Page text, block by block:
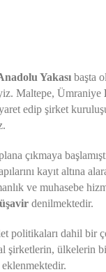
Yakası başta
Maltepe, Ümraniye
edip şirket
çıkmaya
kayıt altına
ve muhasebe
denilmektedir.
politikaları dahil bir
şirketlerin, ülkelerin